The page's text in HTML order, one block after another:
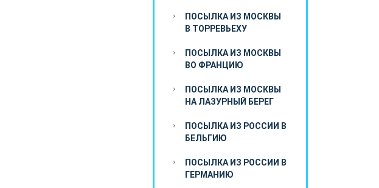
ПОСЫЛКА ИЗ МОСКВЫ
В ТОРРЕВЬЕХУ
ПОСЫЛКА ИЗ МОСКВЫ
ВО ФРАНЦИЮ
ПОСЫЛКА ИЗ МОСКВЫ
НА ЛАЗУРНЫЙ БЕРЕГ
ПОСЫЛКА ИЗ РОССИИ В
БЕЛЬГИЮ
ПОСЫЛКА ИЗ РОССИИ В
ГЕРМАНИЮ